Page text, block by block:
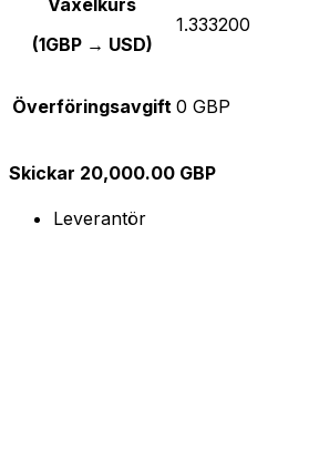
(1GBP → USD)
1.333200
Överföringsavgift 0 GBP
Skickar 20,000.00 GBP
Leverantör